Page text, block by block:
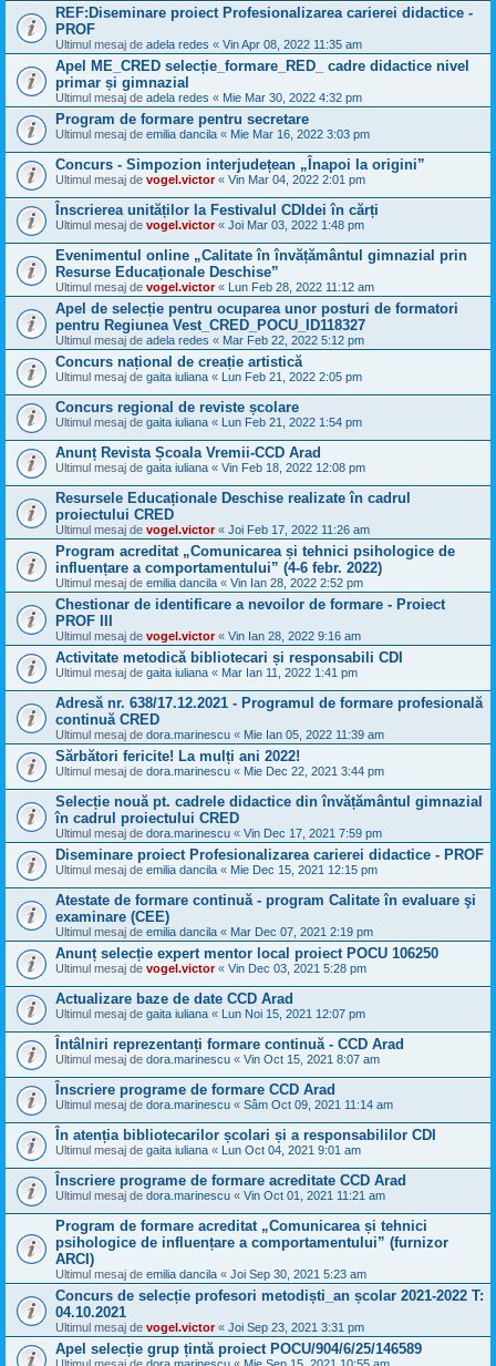
REF:Diseminare proiect Profesionalizarea carierei didactice -
PROF
Ultimul mesaj de adela redes « Vin Apr 08, 2022 11:35 am
Apel ME_CRED selecție_formare_RED_ cadre didactice nivel
primar și gimnazial
Ultimul mesaj de adela redes « Mie Mar 30, 2022 4:32 pm
Program de formare pentru secretare
Ultimul mesaj de emilia dancila « Mie Mar 16, 2022 3:03 pm
Concurs - Simpozion interjudețean „Înapoi la origini”
Ultimul mesaj de vogel.victor« Vin Mar 04, 2022 2:01 pm
Înscrierea unităților la Festivalul CDIdei în cărți
Ultimul mesaj de vogel.victor« Joi Mar 03, 2022 1:48 pm
Evenimentul online „Calitate în învățământul gimnazial prin
Resurse Educaționale Deschise”
Ultimul mesaj de vogel.victor« Lun Feb 28, 2022 11:12 am
Apel de selecție pentru ocuparea unor posturi de formatori
pentru Regiunea Vest_CRED_POCU_ID118327
Ultimul mesaj de adela redes « Mar Feb 22, 2022 5:12 pm
Concurs național de creație artistică
Ultimul mesaj de gaita iuliana « Lun Feb 21, 2022 2:05 pm
Concurs regional de reviste școlare
Ultimul mesaj de gaita iuliana « Lun Feb 21, 2022 1:54 pm
Anunț Revista Școala Vremii-CCD Arad
Ultimul mesaj de gaita iuliana « Vin Feb 18, 2022 12:08 pm
Resursele Educaționale Deschise realizate în cadrul
proiectului CRED
Ultimul mesaj de vogel.victor« Joi Feb 17, 2022 11:26 am
Program acreditat „Comunicarea și tehnici psihologice de
influențare a comportamentului” (4-6 febr. 2022)
Ultimul mesaj de emilia dancila « Vin Ian 28, 2022 2:52 pm
Chestionar de identificare a nevoilor de formare - Proiect
PROF III
Ultimul mesaj de vogel.victor« Vin Ian 28, 2022 9:16 am
Activitate metodică bibliotecari și responsabili CDI
Ultimul mesaj de gaita iuliana « Mar Ian 11, 2022 1:41 pm
Adresă nr. 638/17.12.2021 - Programul de formare profesională
continuă CRED
Ultimul mesaj de dora.marinescu « Mie Ian 05, 2022 11:39 am
Sărbători fericite! La mulți ani 2022!
Ultimul mesaj de dora.marinescu « Mie Dec 22, 2021 3:44 pm
Selecție nouă pt. cadrele didactice din învățământul gimnazial
în cadrul proiectului CRED
Ultimul mesaj de dora.marinescu « Vin Dec 17, 2021 7:59 pm
Diseminare proiect Profesionalizarea carierei didactice - PROF
Ultimul mesaj de emilia dancila « Mie Dec 15, 2021 12:15 pm
Atestate de formare continuă - program Calitate în evaluare şi
examinare (CEE)
Ultimul mesaj de emilia dancila « Mar Dec 07, 2021 2:19 pm
Anunț selecție expert mentor local proiect POCU 106250
Ultimul mesaj de vogel.victor« Vin Dec 03, 2021 5:28 pm
Actualizare baze de date CCD Arad
Ultimul mesaj de gaita iuliana « Lun Noi 15, 2021 12:07 pm
Întâlniri reprezentanți formare continuă - CCD Arad
Ultimul mesaj de dora.marinescu « Vin Oct 15, 2021 8:07 am
Înscriere programe de formare CCD Arad
Ultimul mesaj de dora.marinescu « Sâm Oct 09, 2021 11:14 am
În atenția bibliotecarilor școlari și a responsabililor CDI
Ultimul mesaj de gaita iuliana « Lun Oct 04, 2021 9:01 am
Înscriere programe de formare acreditate CCD Arad
Ultimul mesaj de dora.marinescu « Vin Oct 01, 2021 11:21 am
Program de formare acreditat „Comunicarea și tehnici
psihologice de influențare a comportamentului” (furnizor
ARCI)
Ultimul mesaj de emilia dancila « Joi Sep 30, 2021 5:23 am
Concurs de selecție profesori metodiști_an școlar 2021-2022 T:
04.10.2021
Ultimul mesaj de vogel.victor« Joi Sep 23, 2021 3:31 pm
Apel selecție grup țintă proiect POCU/904/6/25/146589